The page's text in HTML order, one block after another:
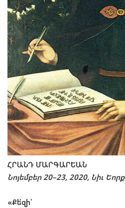
ՀՐԱՆԴ ՄԱՐԳԱՐԵԱՆ
Նոյեմբեր 20–23, 2020, Նիւ Եորք
«Քե՛զի՝